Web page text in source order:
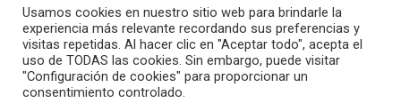
© 2022 Capitales del País |
Usamos cookies en nuestro sitio web para brindarle la
experiencia más relevante recordando sus preferencias y
visitas repetidas. Al hacer clic en "Aceptar todo", acepta el
uso de TODAS las cookies. Sin embargo, puede visitar
"Configuración de cookies" para proporcionar un
consentimiento controlado.